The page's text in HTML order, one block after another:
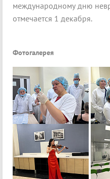
международному дню
отмечается 1 декабря.
Фотогалерея